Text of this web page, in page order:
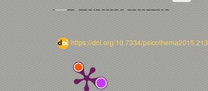
https://doi.org/10.7334/psicothema2015.213